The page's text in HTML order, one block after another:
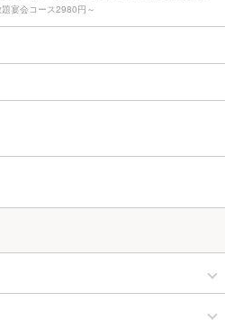
宴会コース2980円～